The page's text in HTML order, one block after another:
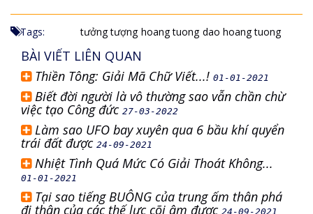
Tags: tưởng tượng hoang tuong dao hoang tuong
BÀI VIẾT LIÊN QUAN
Thiền Tông: Giải Mã Chữ Viết...! 01-01-2021
Biết đời người là vô thường sao vẫn chần chừ
việc tạo Công đức 27-03-2022
Làm sao UFO bay xuyên qua 6 bầu khí quyển
trái đất được 24-09-2021
Nhiệt Tình Quá Mức Có Giải Thoát Không...
01-01-2021
Tại sao tiếng BUÔNG của trung ấm thân phá
đi thân của các thế lực cõi âm được 24-09-2021